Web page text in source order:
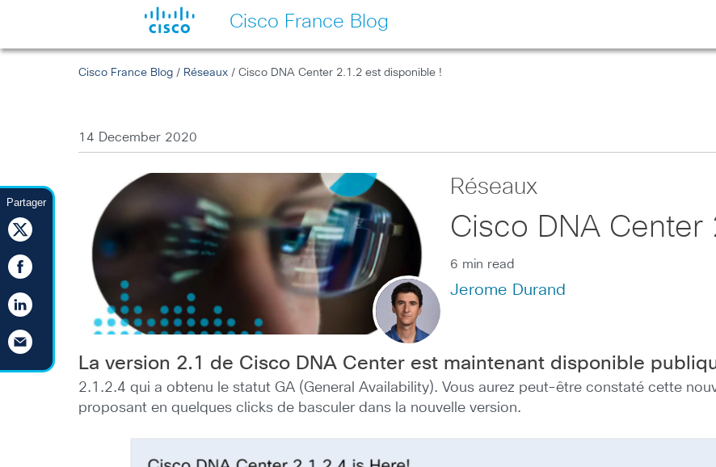
Cisco France Blog
Partager
Cisco France Blog / Réseaux / Cisco DNA Center 2.1.2 est disponible !
14 December 2020
Réseaux
Cisco DNA
6 min read
Jerome Durand
La version 2.1 de Cisco DNA Center est maintenant disponible
2.1.2.4 qui a obtenu le statut GA (General Availability). Vous aurez peut-être constaté cette
proposant en quelques clicks de basculer dans la nouvelle version.